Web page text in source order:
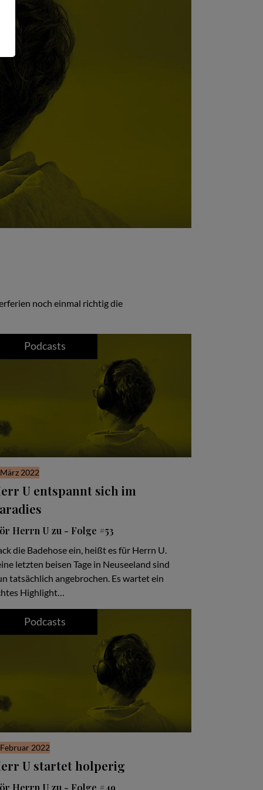
noch einmal richtig die
Podcasts
2022
U entspannt sich im
Herrn U zu - Folge #53
die Badehose ein, heißt es für Herrn U.
letzten beisen Tage in Neuseeland sind
tatsächlich angebrochen. Es wartet ein
Highlight…
Podcasts
2022
U startet holperig
Herrn U zu - Folge #49